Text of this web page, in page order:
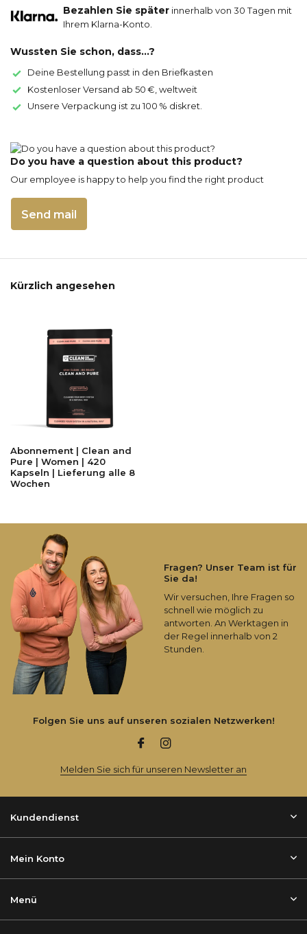
Bezahlen Sie später innerhalb von 30 Tagen mit
Ihrem Klarna-Konto.
Wussten Sie schon, dass...?
Deine Bestellung passt in den Briefkasten
Kostenloser Versand ab 50 €, weltweit
Unsere Verpackung ist zu 100 % diskret.
Do you have a question about this product?
Our employee is happy to help you find the right product
Send mail
Kürzlich angesehen
Abonnement | Clean and
Pure | Women | 420
Kapseln | Lieferung alle 8
Wochen
Fragen? Unser Team ist für
Sie da!
Wir versuchen, Ihre Fragen so
schnell wie möglich zu
antworten. An Werktagen in
der Regel innerhalb von 2
Stunden.
Folgen Sie uns auf unseren sozialen Netzwerken!
Melden Sie sich für unseren Newsletter an
Kundendienst
Mein Konto
Menü